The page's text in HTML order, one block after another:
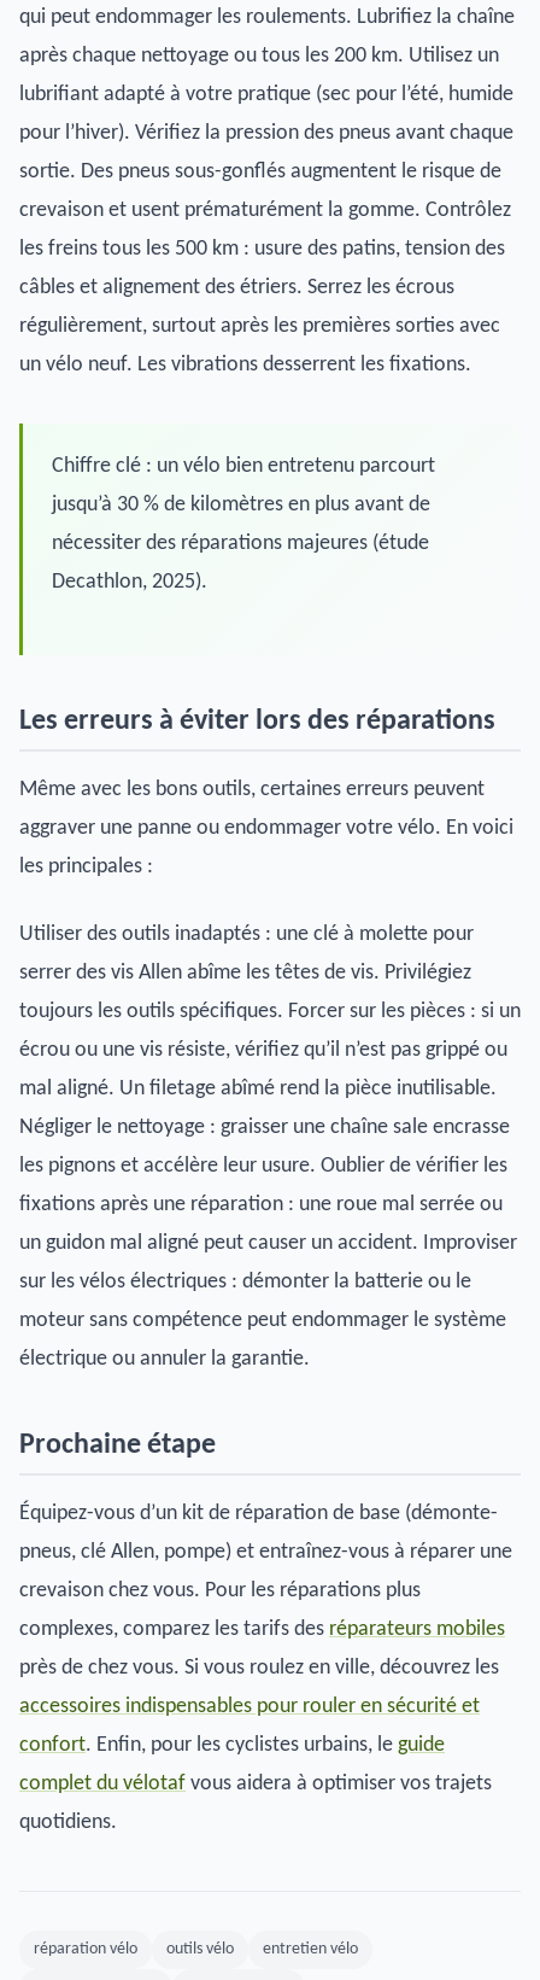
qui peut endommager les roulements. Lubrifiez la chaîne
après chaque nettoyage ou tous les 200 km. Utilisez un
lubrifiant adapté à votre pratique (sec pour l’été, humide
pour l’hiver). Vérifiez la pression des pneus avant chaque
sortie. Des pneus sous-gonflés augmentent le risque de
crevaison et usent prématurément la gomme. Contrôlez
les freins tous les 500 km : usure des patins, tension des
câbles et alignement des étriers. Serrez les écrous
régulièrement, surtout après les premières sorties avec
un vélo neuf. Les vibrations desserrent les fixations.
Chiffre clé : un vélo bien entretenu parcourt
jusqu’à 30 % de kilomètres en plus avant de
nécessiter des réparations majeures (étude
Decathlon, 2025).
Les erreurs à éviter lors des réparations
Même avec les bons outils, certaines erreurs peuvent
aggraver une panne ou endommager votre vélo. En voici
les principales :
Utiliser des outils inadaptés : une clé à molette pour
serrer des vis Allen abîme les têtes de vis. Privilégiez
toujours les outils spécifiques. Forcer sur les pièces : si un
écrou ou une vis résiste, vérifiez qu’il n’est pas grippé ou
mal aligné. Un filetage abîmé rend la pièce inutilisable.
Négliger le nettoyage : graisser une chaîne sale encrasse
les pignons et accélère leur usure. Oublier de vérifier les
fixations après une réparation : une roue mal serrée ou
un guidon mal aligné peut causer un accident. Improviser
sur les vélos électriques : démonter la batterie ou le
moteur sans compétence peut endommager le système
électrique ou annuler la garantie.
Prochaine étape
Équipez-vous d’un kit de réparation de base (démonte-
pneus, clé Allen, pompe) et entraînez-vous à réparer une
crevaison chez vous. Pour les réparations plus
complexes, comparez les tarifs des réparateurs mobiles
près de chez vous. Si vous roulez en ville, découvrez les
accessoires indispensables pour rouler en sécurité et
confort. Enfin, pour les cyclistes urbains, le guide
complet du vélotaf vous aidera à optimiser vos trajets
quotidiens.
réparation vélo outils vélo entretien vélo